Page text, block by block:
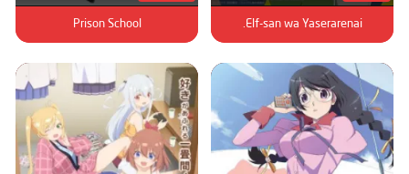
Elf-san wa Yaserarenai.
Prison School